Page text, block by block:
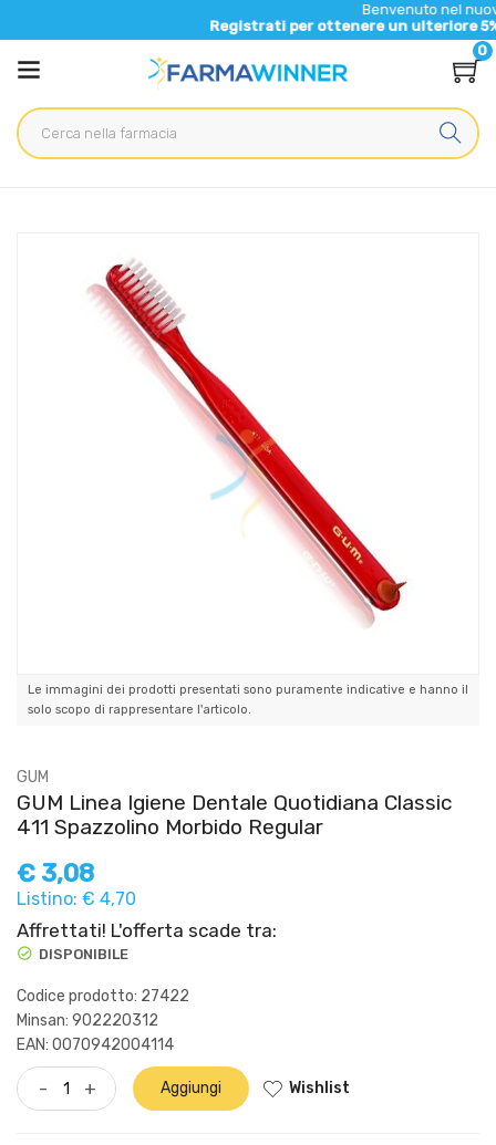
Benvenuto nel nuovo sito di
Registrati per ottenere un ulteriore 5% di
0
Le immagini dei prodotti presentati sono puramente indicative e hanno il
solo scopo di rappresentare l'articolo.
GUM
GUM Linea Igiene Dentale Quotidiana Classic
411 Spazzolino Morbido Regular
€ 3,08
Listino: € 4,70
Affrettati! L'offerta scade tra:
DISPONIBILE
Codice prodotto: 27422
Minsan: 902220312
EAN: 0070942004114
- + Aggiungi Wishlist